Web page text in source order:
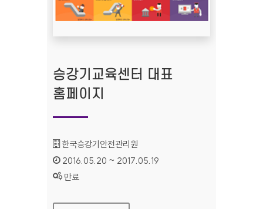
승강기교육센터 대표
홈페이지
기관명 :
한국승강기안전관리원
인증기간 :
2016.05.20 ~ 2017.05.19
상태 :
만료